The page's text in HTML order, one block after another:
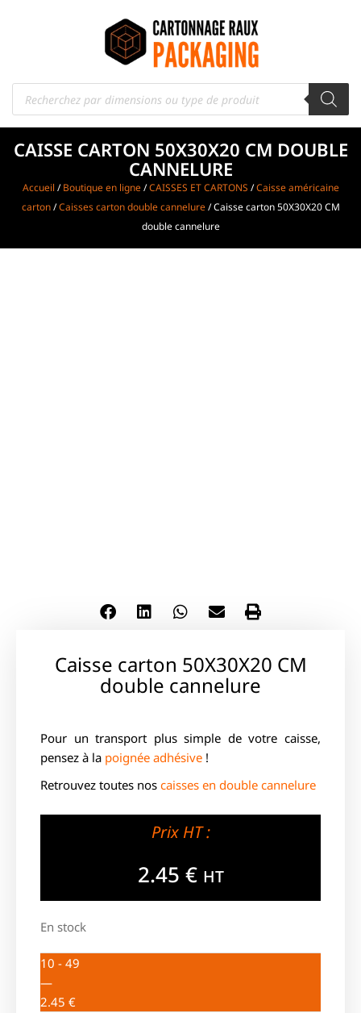
CAISSE CARTON 50X30X20 CM DOUBLE
CANNELURE
Accueil /Boutique en ligne/CAISSES ET CARTONS /Caisse américaine
carton/Caisses carton double cannelure/ Caisse carton 50X30X20 CM
double cannelure
Caisse carton 50X30X20 CM
double cannelure
Pour un transport plus simple de votre caisse,
pensez à la poignée adhésive !
Retrouvez toutes nos caisses en double cannelure
Prix HT :
2.45 € HT
En stock
10 - 49
—
2.45 €